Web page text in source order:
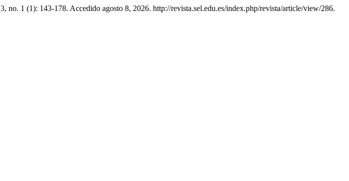
3, no. 1 (1): 143-178. Accedido agosto 8, 2026. http://revista.sel.edu.es/index.php/revista/article/view/286.